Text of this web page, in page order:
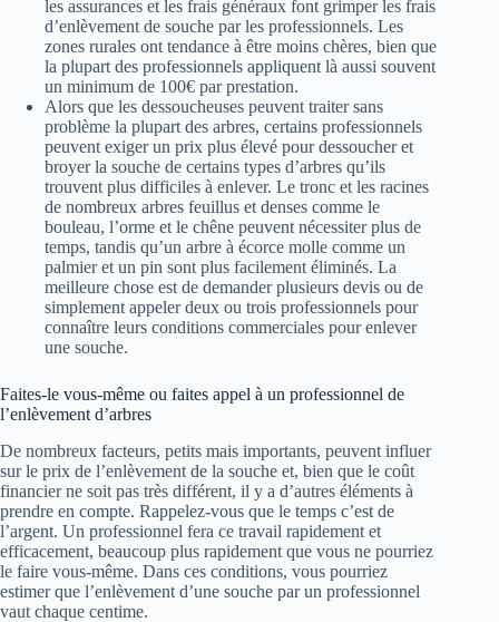
les assurances et les frais généraux font grimper les frais
d’enlèvement de souche par les professionnels. Les
zones rurales ont tendance à être moins chères, bien que
la plupart des professionnels appliquent là aussi souvent
un minimum de 100€ par prestation.
Alors que les dessoucheuses peuvent traiter sans
problème la plupart des arbres, certains professionnels
peuvent exiger un prix plus élevé pour dessoucher et
broyer la souche de certains types d’arbres qu’ils
trouvent plus difficiles à enlever. Le tronc et les racines
de nombreux arbres feuillus et denses comme le
bouleau, l’orme et le chêne peuvent nécessiter plus de
temps, tandis qu’un arbre à écorce molle comme un
palmier et un pin sont plus facilement éliminés. La
meilleure chose est de demander plusieurs devis ou de
simplement appeler deux ou trois professionnels pour
connaître leurs conditions commerciales pour enlever
une souche.
Faites-le vous-même ou faites appel à un professionnel de
l’enlèvement d’arbres
De nombreux facteurs, petits mais importants, peuvent influer
sur le prix de l’enlèvement de la souche et, bien que le coût
financier ne soit pas très différent, il y a d’autres éléments à
prendre en compte. Rappelez-vous que le temps c’est de
l’argent. Un professionnel fera ce travail rapidement et
efficacement, beaucoup plus rapidement que vous ne pourriez
le faire vous-même. Dans ces conditions, vous pourriez
estimer que l’enlèvement d’une souche par un professionnel
vaut chaque centime.